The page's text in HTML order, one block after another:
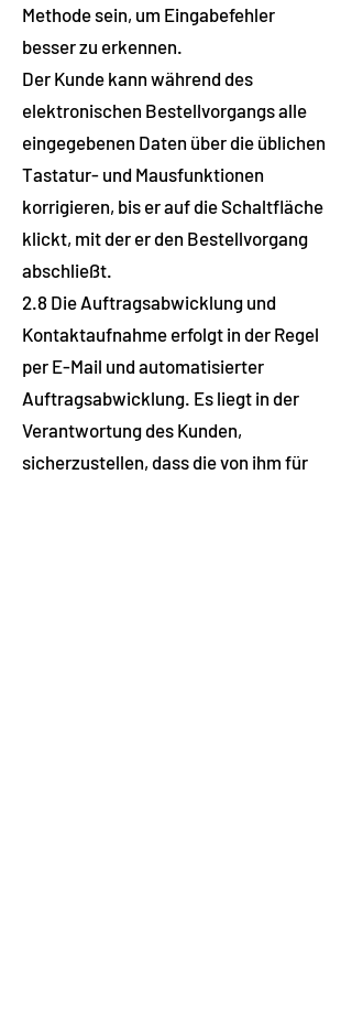
Methode sein, um Eingabefehler
besser zu erkennen.
Der Kunde kann während des
elektronischen Bestellvorgangs alle
eingegebenen Daten über die üblichen
Tastatur- und Mausfunktionen
korrigieren, bis er auf die Schaltfläche
klickt, mit der er den Bestellvorgang
abschließt.
2.8 Die Auftragsabwicklung und
Kontaktaufnahme erfolgt in der Regel
per E-Mail und automatisierter
Auftragsabwicklung. Es liegt in der
Verantwortung des Kunden,
sicherzustellen, dass die von ihm für